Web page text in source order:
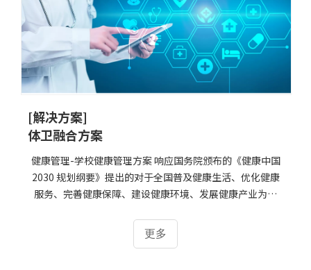
[解决方案]
体卫融合方案
健康管理-学校健康管理方案 响应国务院颁布的《健康中国
2030 规划纲要》提出的对于全国普及健康生活、优化健康
服务、完善健康保障、建设健康环境、发展健康产业为重
大幅提高健康水平，显著改善健康公平。大力培养健康管理
人员的输出，做好基层健康管理架构的整体布局。健康管理
更多